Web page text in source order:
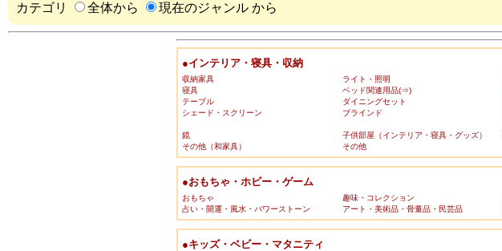
カテゴリ
全体から 現在のジャンル から
●インテリア・寝具・収納
収納家具 ライト・照明
寝具
ベッド関連用品(⇒)
テーブル
ダイニングセット
シェード・スクリーン
ブラインド
鏡
子供部屋（インテリア・寝具・グッズ）
その他（和家具）
その他
●おもちゃ・ホビー・ゲーム
おもちゃ 趣味・コレクション
占い・開運・風水・パワーストーン
アート・美術品・骨董品・民芸品
●キッズ・ベビー・マタニティ